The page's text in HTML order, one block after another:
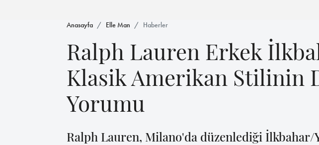
Anasayfa Elle Man Haberler
Ralph Lauren Erkek
Klasik Amerikan Stilinin
Yorumu
Ralph Lauren, Milano'da düzenlediği İlkbahar/